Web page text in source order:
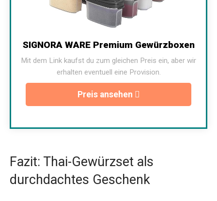
SIGNORA WARE Premium Gewürzboxen
Mit dem Link kaufst du zum gleichen Preis ein, aber wir
erhalten eventuell eine Provision.
Preis ansehen
Fazit: Thai-Gewürzset als
durchdachtes Geschenk